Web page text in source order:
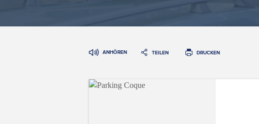
ANHÖREN TEILEN DRUCKEN